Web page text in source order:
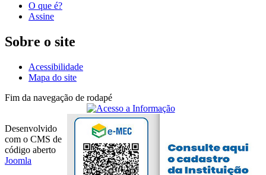
O que é?
Assine
Sobre o site
Acessibilidade
Mapa do site
Fim da navegação de rodapé
Desenvolvido
com o CMS de
código aberto
Joomla